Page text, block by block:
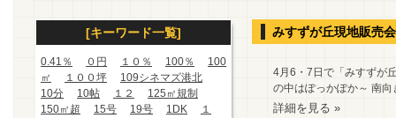
[キーワード一覧]
0.41％ ０円 １０％ 100％
100
㎡
１００坪
109シネマズ港北
10分
10帖 １２
125㎡規制
150㎡超
15号 19号 1DK
１
みすずが丘現地販売
4月6・7日で「みすずが
の中はぽっかぽか～ 南
詳細を見る »